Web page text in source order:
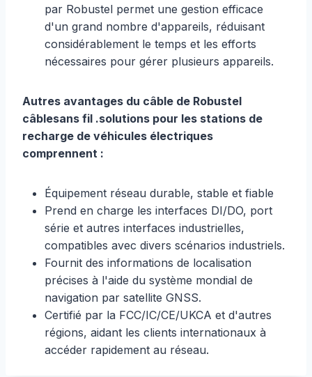
par Robustel permet une gestion efficace
d'un grand nombre d'appareils, réduisant
considérablement le temps et les efforts
nécessaires pour gérer plusieurs appareils.
Autres avantages du câble de Robustel
câblesans fil .solutions pour les stations de
recharge de véhicules électriques
comprennent :
Équipement réseau durable, stable et fiable
Prend en charge les interfaces DI/DO, port
série et autres interfaces industrielles,
compatibles avec divers scénarios industriels.
Fournit des informations de localisation
précises à l'aide du système mondial de
navigation par satellite GNSS.
Certifié par la FCC/IC/CE/UKCA et d'autres
régions, aidant les clients internationaux à
accéder rapidement au réseau.